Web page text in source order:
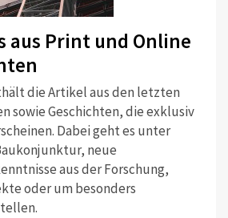
aus Print und Online
die Artikel aus den letzten
sowie Geschichten, die exklusiv
Dabei geht es unter
neue
aus der Forschung,
oder um besonders